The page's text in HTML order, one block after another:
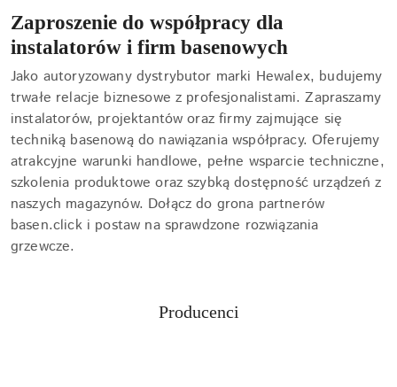
Zaproszenie do współpracy dla
instalatorów i firm basenowych
Jako autoryzowany dystrybutor marki Hewalex, budujemy
trwałe relacje biznesowe z profesjonalistami. Zapraszamy
instalatorów, projektantów oraz firmy zajmujące się
techniką basenową do nawiązania współpracy. Oferujemy
atrakcyjne warunki handlowe, pełne wsparcie techniczne,
szkolenia produktowe oraz szybką dostępność urządzeń z
naszych magazynów. Dołącz do grona partnerów
basen.click i postaw na sprawdzone rozwiązania
grzewcze.
Pomiń karuzelę producentów
Producenci